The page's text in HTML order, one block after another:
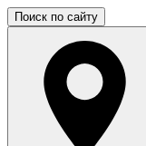
Поиск по сайту